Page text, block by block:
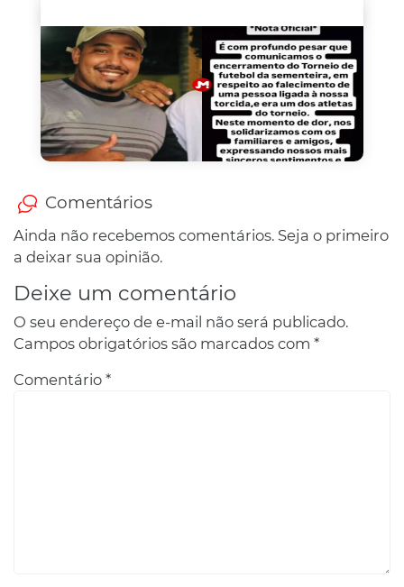
Comentários
Ainda não recebemos comentários. Seja o primeiro
a deixar sua opinião.
Deixe um comentário
O seu endereço de e-mail não será publicado.
Campos obrigatórios são marcados com *
Comentário *